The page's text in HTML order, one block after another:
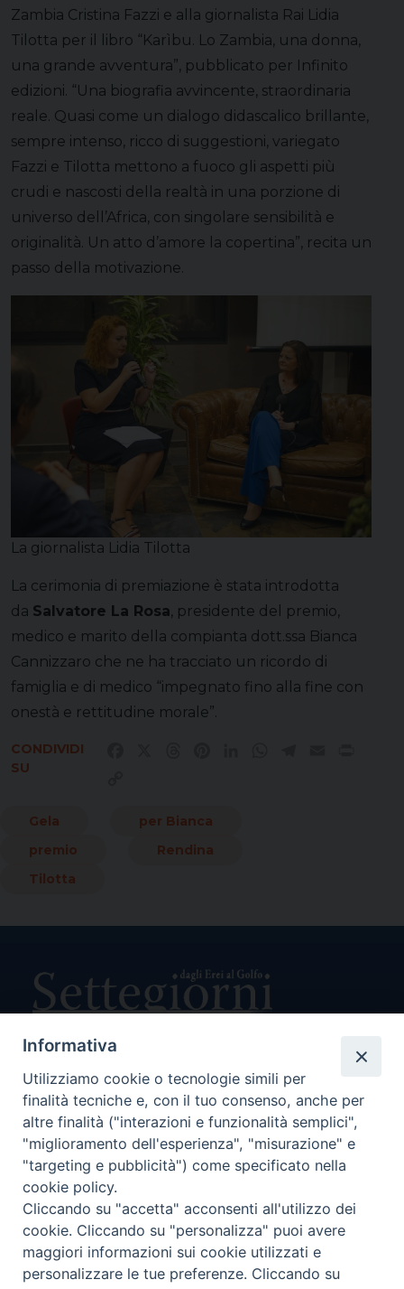
Zambia Cristina Fazzi e alla giornalista Rai Lidia
Tilotta per il libro “Karìbu. Lo Zambia, una donna,
una grande avventura”, pubblicato per Infinito
edizioni. “Una biografia avvincente, straordinaria
reale. Quasi come un dialogo didascalico brillante,
sempre intenso, ricco di suggestioni, variegato
Fazzi e Tilotta mettono a fuoco gli aspetti più
crudi e nascosti della realtà in una porzione di
universo dell’Africa, con singolare sensibilità e
originalità. Un atto d’amore la copertina”, recita un
passo della motivazione.
La giornalista Lidia Tilotta
La cerimonia di premiazione è stata introdotta
da Salvatore La Rosa , presidente del premio,
medico e marito della compianta dott.ssa Bianca
Cannizzaro che ne ha tracciato un ricordo di
famiglia e di medico “impegnato fino alla fine con
onestà e rettitudine morale”.
CONDIVIDI
SU
Gela
per Bianca
premio
Rendina
Tilotta
Direttore Responsabile Giuseppe Rabita
Direttore Amministrativo Salvatore Bruno
Editore e Proprietà Opera di Religione della Diocesi di Piazza
Armerina,
Via Cammarata, 21 – Piazza Armerina
P. I. 01121870867
Autorizzazione Tribunale di Enna n. 113 del 24/2/2007
SEGUICI SU:
Informativa
Utilizziamo cookie o tecnologie simili per
finalità tecniche e, con il tuo consenso, anche per
altre finalità ("interazioni e funzionalità semplici",
"miglioramento dell'esperienza", "misurazione" e
"targeting e pubblicità") come specificato nella
cookie policy.
Cliccando su "accetta" acconsenti all'utilizzo dei
cookie. Cliccando su "personalizza" puoi avere
maggiori informazioni sui cookie utilizzati e
personalizzare le tue preferenze. Cliccando su